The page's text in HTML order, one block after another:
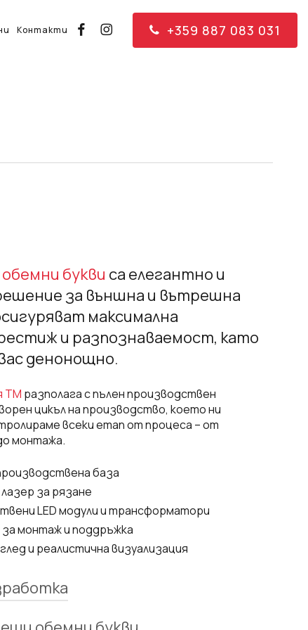
Контакти facebookinstagram +359 887 083 031
обемни букви са елегантно и
за външна и вътрешна
максимална
и разпознаваемост, като
денонощно.
ТМ разполага с пълен производствен
цикъл на производство, което ни
всеки етап от процеса – от
монтажа.
база
за рязане
LED модули и трансформатори
монтаж и поддръжка
и реалистична визуализация
и визуализация